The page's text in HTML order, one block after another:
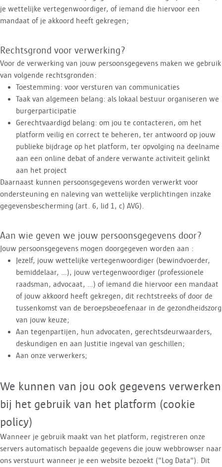
je wettelijke vertegenwoordiger, of iemand die hiervoor een
mandaat of je akkoord heeft gekregen;
Rechtsgrond voor verwerking?
Voor de verwerking van jouw persoonsgegevens maken we gebruik
van volgende rechtsgronden:
Toestemming: voor versturen van communicaties
Taak van algemeen belang: als lokaal bestuur organiseren we
burgerparticipatie
Gerechtvaardigd belang: om jou te contacteren, om het
platform veilig en correct te beheren, ter antwoord op jouw
publieke bijdrage op het platform, ter opvolging na deelname
aan een online debat of andere verwante activiteit gelinkt
aan het project
Daarnaast kunnen persoonsgegevens worden verwerkt voor
ondersteuning en naleving van wettelijke verplichtingen inzake
gegevensbescherming (art. 6, lid 1, c) AVG).
Aan wie geven we jouw persoonsgegevens door?
Jouw persoonsgegevens mogen doorgegeven worden aan :
Jezelf, jouw wettelijke vertegenwoordiger (bewindvoerder,
bemiddelaar, …), jouw vertegenwoordiger (professionele
raadsman, advocaat, …) of iemand die hiervoor een mandaat
of jouw akkoord heeft gekregen, dit rechtstreeks of door de
tussenkomst van de beroepsbeoefenaar in de gezondheidszorg
van jouw keuze;
Aan tegenpartijen, hun advocaten, gerechtsdeurwaarders,
deskundigen en aan Justitie ingeval van geschillen;
Aan onze verwerkers;
We kunnen van jou ook gegevens verwerken
bij het gebruik van het platform (cookie
policy)
Wanneer je gebruik maakt van het platform, registreren onze
servers automatisch bepaalde gegevens die jouw webbrowser naar
ons verstuurt wanneer je een website bezoekt ("Log Data"). Dit